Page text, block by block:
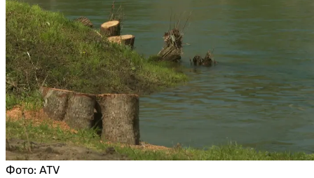
Фото: ATV